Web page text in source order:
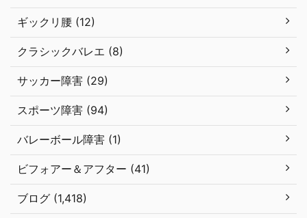
ギックリ腰 (12)
クラシックバレエ (8)
サッカー障害 (29)
スポーツ障害 (94)
バレーボール障害 (1)
ビフォアー＆アフター (41)
ブログ (1,418)